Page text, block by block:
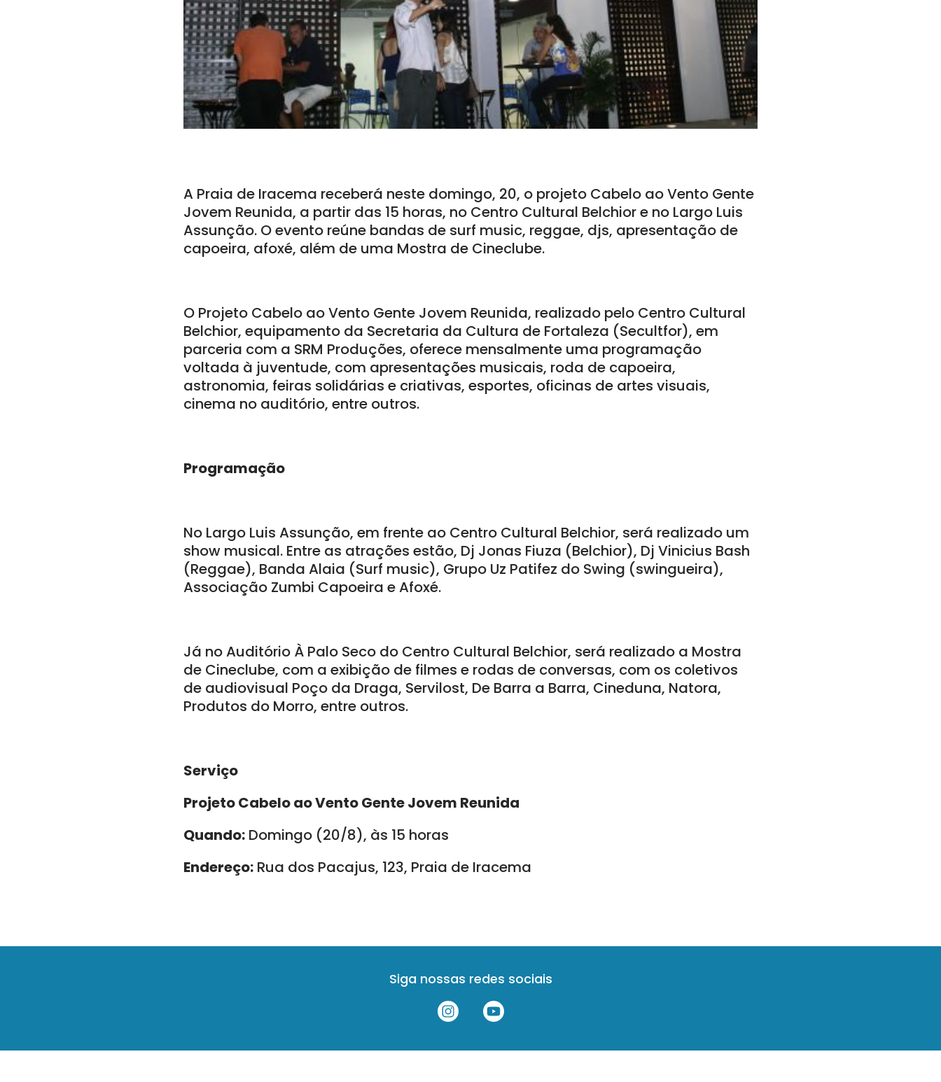
A Praia de Iracema receberá neste domingo, 20, o projeto Cabelo ao Vento Gente
Jovem Reunida, a partir das 15 horas, no Centro Cultural Belchior e no Largo Luis
Assunção. O evento reúne bandas de surf music, reggae, djs, apresentação de
capoeira, afoxé, além de uma Mostra de Cineclube.
O Projeto Cabelo ao Vento Gente Jovem Reunida, realizado pelo Centro Cultural
Belchior, equipamento da Secretaria da Cultura de Fortaleza (Secultfor), em
parceria com a SRM Produções, oferece mensalmente uma programação
voltada à juventude, com apresentações musicais, roda de capoeira,
astronomia, feiras solidárias e criativas, esportes, oficinas de artes visuais,
cinema no auditório, entre outros.
Programação
No Largo Luis Assunção, em frente ao Centro Cultural Belchior, será realizado um
show musical. Entre as atrações estão, Dj Jonas Fiuza (Belchior), Dj Vinicius Bash
(Reggae), Banda Alaia (Surf music), Grupo Uz Patifez do Swing (swingueira),
Associação Zumbi Capoeira e Afoxé.
Já no Auditório À Palo Seco do Centro Cultural Belchior, será realizado a Mostra
de Cineclube, com a exibição de filmes e rodas de conversas, com os coletivos
de audiovisual Poço da Draga, Servilost, De Barra a Barra, Cineduna, Natora,
Produtos do Morro, entre outros.
Serviço
Projeto Cabelo ao Vento Gente Jovem Reunida
Quando: Domingo (20/8), às 15 horas
Endereço: Rua dos Pacajus, 123, Praia de Iracema
Siga nossas redes sociais